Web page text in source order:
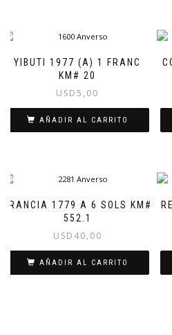
YIBUTI 1977 (A) 1 FRANC
KM# 20
USD5,00
AÑADIR AL CARRITO
FRANCIA 1779 A 6 SOLS KM#
552.1
USD 40,00
AÑADIR AL CARRITO